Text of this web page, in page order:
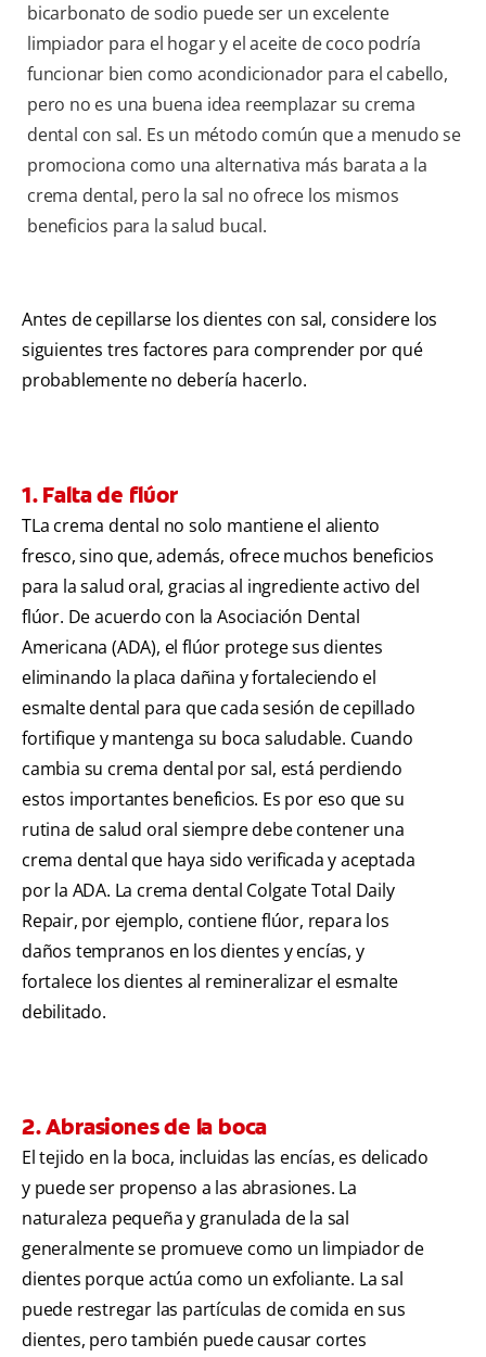
bicarbonato de sodio puede ser un excelente
limpiador para el hogar y el aceite de coco podría
funcionar bien como acondicionador para el cabello,
pero no es una buena idea reemplazar su crema
dental con sal. Es un método común que a menudo se
promociona como una alternativa más barata a la
crema dental, pero la sal no ofrece los mismos
beneficios para la salud bucal.
Antes de cepillarse los dientes con sal, considere los
siguientes tres factores para comprender por qué
probablemente no debería hacerlo.
1. Falta de flúor
TLa crema dental no solo mantiene el aliento
fresco, sino que, además, ofrece muchos beneficios
para la salud oral, gracias al ingrediente activo del
flúor. De acuerdo con la Asociación Dental
Americana (ADA), el flúor protege sus dientes
eliminando la placa dañina y fortaleciendo el
esmalte dental para que cada sesión de cepillado
fortifique y mantenga su boca saludable. Cuando
cambia su crema dental por sal, está perdiendo
estos importantes beneficios. Es por eso que su
rutina de salud oral siempre debe contener una
crema dental que haya sido verificada y aceptada
por la ADA. La crema dental Colgate Total Daily
Repair, por ejemplo, contiene flúor, repara los
daños tempranos en los dientes y encías, y
fortalece los dientes al remineralizar el esmalte
debilitado.
2. Abrasiones de la boca
El tejido en la boca, incluidas las encías, es delicado
y puede ser propenso a las abrasiones. La
naturaleza pequeña y granulada de la sal
generalmente se promueve como un limpiador de
dientes porque actúa como un exfoliante. La sal
puede restregar las partículas de comida en sus
dientes, pero también puede causar cortes